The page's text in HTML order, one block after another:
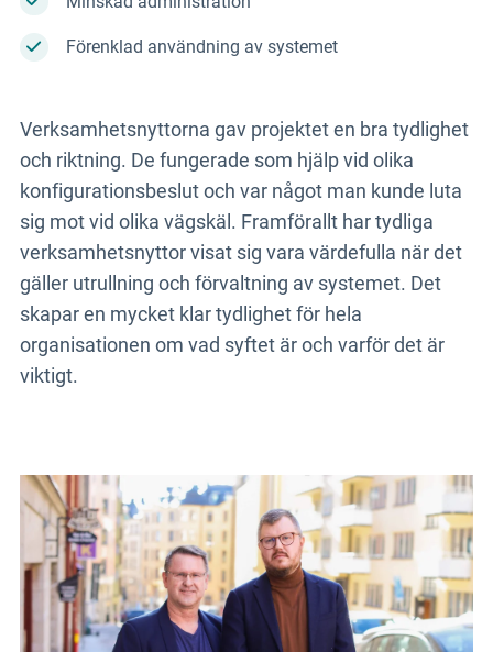
Förenklad användning av systemet
Verksamhetsnyttorna gav projektet en bra tydlighet
och riktning. De fungerade som hjälp vid olika
konfigurationsbeslut och var något man kunde luta
sig mot vid olika vägskäl. Framförallt har tydliga
verksamhetsnyttor visat sig vara värdefulla när det
gäller utrullning och förvaltning av systemet. Det
skapar en mycket klar tydlighet för hela
organisationen om vad syftet är och varför det är
viktigt.